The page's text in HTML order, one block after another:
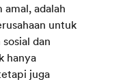
adalah
untuk
dan
hanya
juga